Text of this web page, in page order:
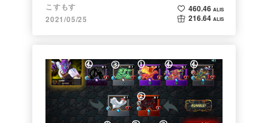
こすもす
2021/05/25
460.46 ALIS
216.64 ALIS